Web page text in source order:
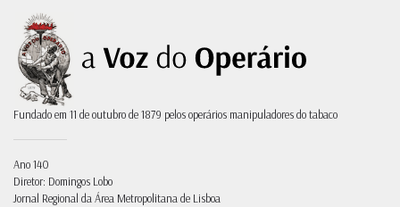
Fundado em 11 de outubro de 1879 pelos operários manipuladores do tabaco
Ano 140
Diretor: Domingos Lobo
Jornal Regional da Área Metropolitana de Lisboa